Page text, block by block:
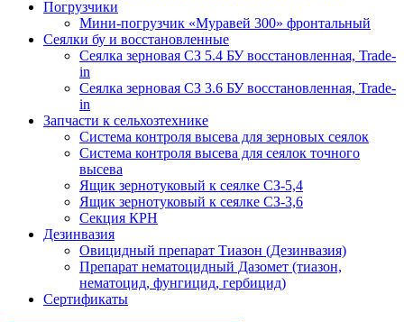
Погрузчики
Мини-погрузчик «Муравей 300» фронтальный
Сеялки бу и восстановленные
Сеялка зерновая СЗ 5.4 БУ восстановленная, Trade-
in
Сеялка зерновая СЗ 3.6 БУ восстановленная, Trade-
in
Запчасти к сельхозтехнике
Система контроля высева для зерновых сеялок
Система контроля высева для сеялок точного
высева
Ящик зернотуковый к сеялке СЗ-5,4
Ящик зернотуковый к сеялке СЗ-3,6
Секция КРН
Дезинвазия
Овицидный препарат Тиазон (Дезинвазия)
Препарат нематоцидный Дазомет (тиазон,
нематоцид, фунгицид, гербицид)
Сертификаты